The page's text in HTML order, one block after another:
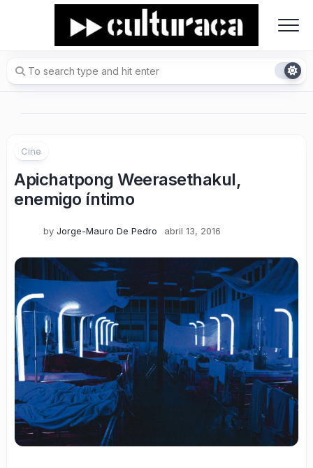
Cine
Apichatpong Weerasethakul,
enemigo íntimo
by Jorge-Mauro De Pedro abril 13, 2016